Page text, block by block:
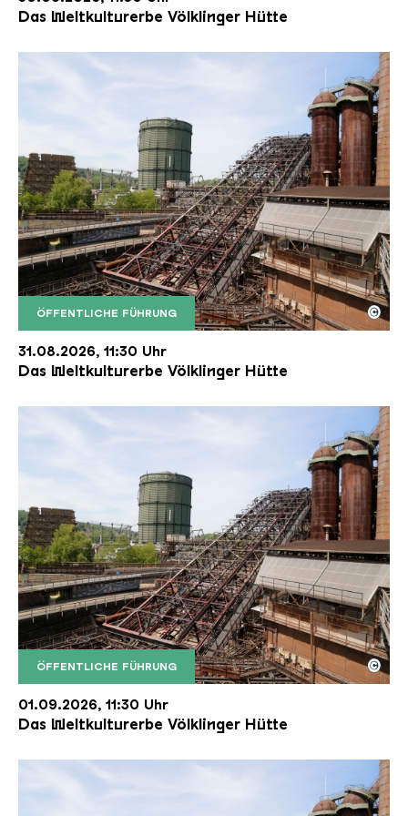
Das Weltkulturerbe Völklinger Hütte
ÖFFENTLICHE FÜHRUNG
Der Erzschrägaufzug der Völklinger Hütte mit
Copyright: Weltkulturerbe Völklinger Hütte | Karl
©
31.08.2026, 11:30 Uhr
Das Weltkulturerbe Völklinger Hütte
ÖFFENTLICHE FÜHRUNG
Der Erzschrägaufzug der Völklinger Hütte mit
Copyright: Weltkulturerbe Völklinger Hütte | Karl
©
01.09.2026, 11:30 Uhr
Das Weltkulturerbe Völklinger Hütte